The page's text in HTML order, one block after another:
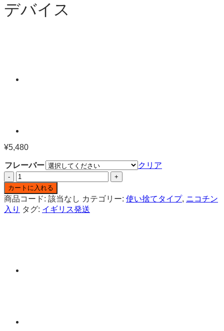
デバイス
¥5,480
フレーバー
クリア
OXVA
Tasteflex
SL
12K
ニ
使
カートに入れる
商品コード: 該当なし カテゴリー: 使い捨てタイプ, ニコチン
入り タグ: イギリス発送